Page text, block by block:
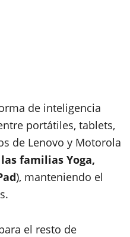
de inteligencia
portátiles, tablets,
de Lenovo y Motorola
las familias Yoga,
), manteniendo el
el resto de